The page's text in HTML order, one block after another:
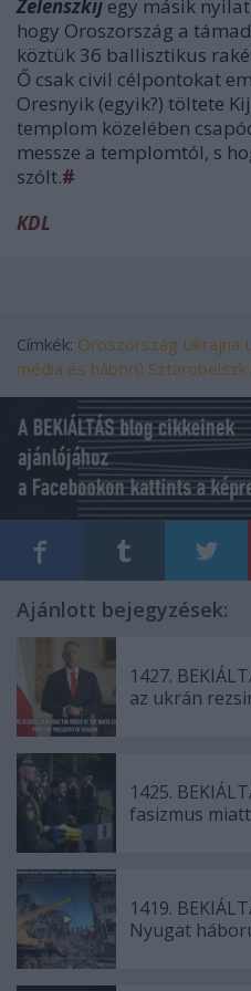
Zelenszkij egy másik
hogy Oroszország a
köztük 36 ballisztikus
Ő csak civil célpontokat
Oresnyik (egyik?) töltete
templom közelében
messze a templomtól, s
szólt.#
KDL
Címkék: Oroszország Ukrajna
média és háború Sztarobelszk
Ajánlott bejegyzések:
1427.
az ukrán
1425.
fasizmus
1419.
Nyugat